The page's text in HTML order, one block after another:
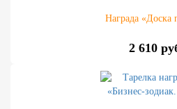
Награда «Доска
2 610